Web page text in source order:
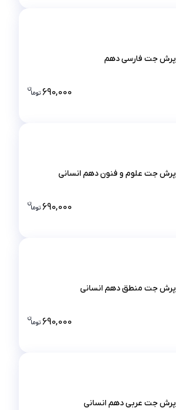
پرش جت فارسی دهم
690,000 توما
ن
پرش جت علوم و فنون دهم انسانی
690,000 توما
ن
پرش جت منطق دهم انسانی
690,000 توما
ن
پرش جت عربی دهم انسانی